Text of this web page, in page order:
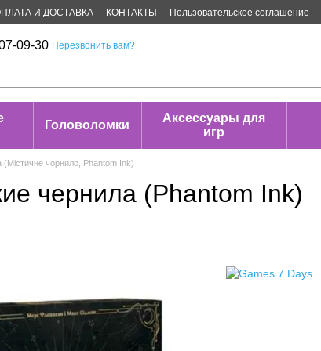
И ДОСТАВКА КОНТАКТЫ Пользовательское соглашение
09-30 Перезвонить вам?
Головоломки
Аксессуары для
игр
(Містичне чорнило, Phantom Ink)
чернила (Phantom Ink)